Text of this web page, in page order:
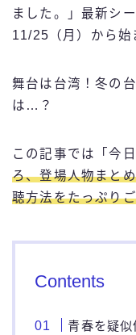
ふるさと納税
お問い合わせ
ました。」最新シ
11/25（月）から始
舞台は台湾！冬の
は…？
この記事では「今
ろ、登場人物まと
聴方法をたっぷり
Contents
青春を疑